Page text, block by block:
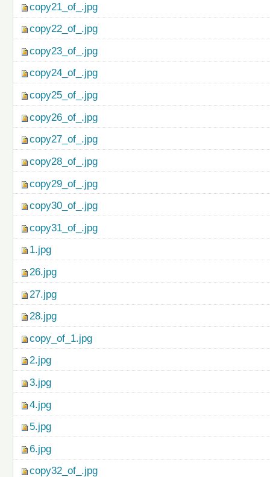
copy21_of_.jpg
copy22_of_.jpg
copy23_of_.jpg
copy24_of_.jpg
copy25_of_.jpg
copy26_of_.jpg
copy27_of_.jpg
copy28_of_.jpg
copy29_of_.jpg
copy30_of_.jpg
copy31_of_.jpg
1.jpg
26.jpg
27.jpg
28.jpg
copy_of_1.jpg
2.jpg
3.jpg
4.jpg
5.jpg
6.jpg
copy32_of_.jpg